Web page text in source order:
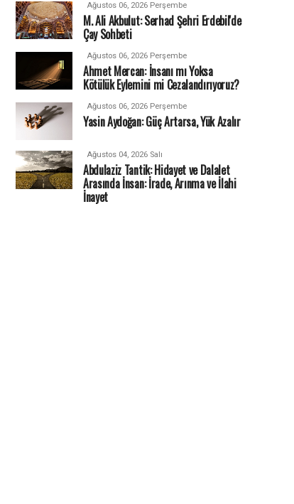
Ağustos 06, 2026 Perşembe
M. Ali Akbulut: Serhad Şehri Erdebil'de
Çay Sohbeti
Ağustos 06, 2026 Perşembe
Ahmet Mercan: İnsanı mı Yoksa
Kötülük Eylemini mi Cezalandırıyoruz?
Ağustos 06, 2026 Perşembe
Yasin Aydoğan: Güç Artarsa, Yük Azalır
Ağustos 04, 2026 Salı
Abdulaziz Tantik: Hidayet ve Dalalet
Arasında İnsan: İrade, Arınma ve İlahi
İnayet